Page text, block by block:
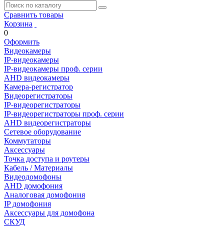
Сравнить товары
Корзина
0
Оформить
Видеокамеры
IP-видеокамеры
IP-видеокамеры проф. серии
AHD видеокамеры
Камера-регистратор
Видеорегистраторы
IP-видеорегистраторы
IP-видеорегистраторы проф. серии
AHD видеорегистраторы
Сетевое оборудование
Коммутаторы
Аксессуары
Точка доступа и роутеры
Кабель / Материалы
Видеодомофоны
AHD домофония
Аналоговая домофония
IP домофония
Аксессуары для домофона
СКУД